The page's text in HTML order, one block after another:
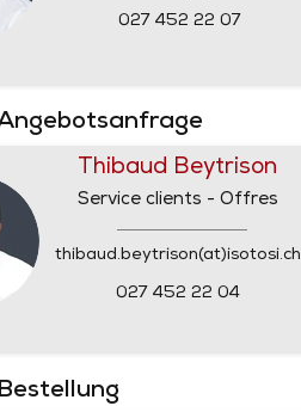
027 452 22 07
Thibaud Beytrison
Service clients - Offres
thibaud.beytrison(at)isotosi.ch
027 452 22 04